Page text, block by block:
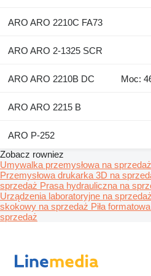
ARO ARO 2210C FA73
ARO ARO 2-1325 SCR
ARO ARO 2210B DC Moc:
ARO ARO 2215 B
ARO P-252
Zobacz rowniez
Umywalka przemysłowa na sprzedaż
Przemysłowa drukarka 3D na
sprzedaż Prasa hydrauliczna na
Urządzenia laboratoryjne na sprzedaż
skokowy na sprzedaż Piła
sprzedaż